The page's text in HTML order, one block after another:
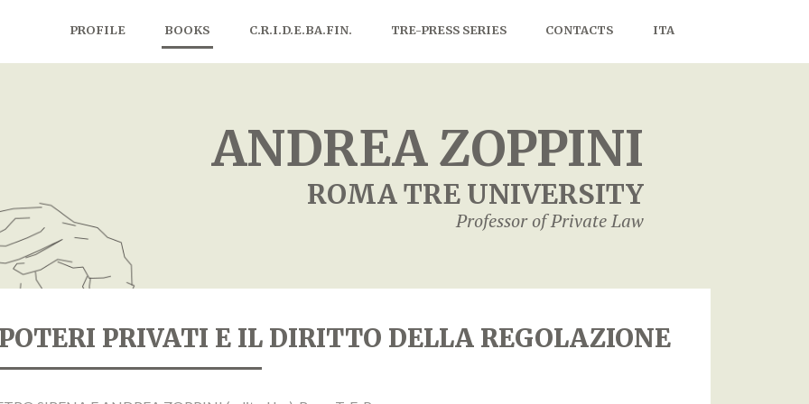
PROFILE BOOKS C.R.I.D.E.BA.FIN. TRE-PRESS SERIES CONTACTS ITA
ANDREA ZOPPINI
ROMA TRE UNIVERSITY
Professor of Private Law
PRIVATI E IL DIRITTO DELLA REGOLAZIONE